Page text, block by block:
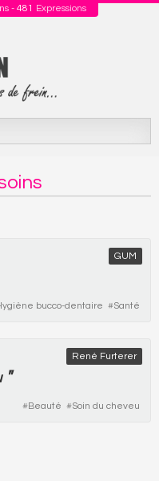
- 481 Expressions
GUM
bucco-dentaire #Santé
René Furterer
"
#Beauté #Soin du cheveu